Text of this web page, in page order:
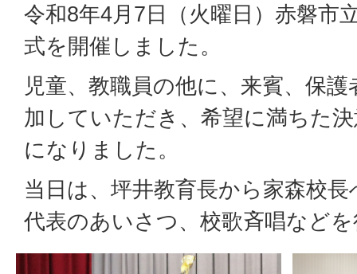
令和8年4月7日（火曜日）赤磐市
式を開催しました。
児童、教職員の他に、来賓、保
加していただき、希望に満ちた
になりました。
当日は、坪井教育長から家森校
代表のあいさつ、校歌斉唱など